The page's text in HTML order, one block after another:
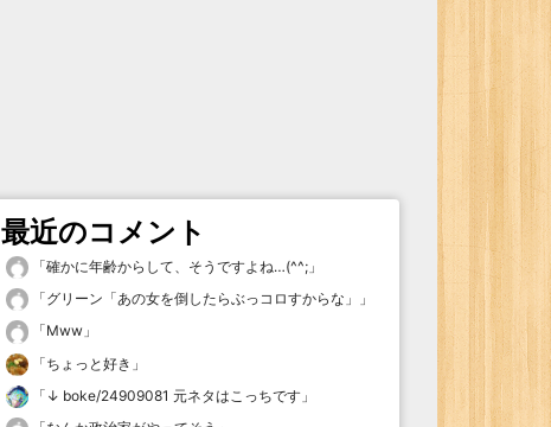
最近のコメント
「確かに年齢からして、そうですよね…(^^; 」
「グリーン「あの女を倒したらぶっコロすからな」
」
「Mww 」
「ちょっと好き 」
「 ↓ boke/24909081 元ネタはこっちです 」